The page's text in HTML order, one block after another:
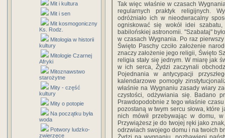
Mit i kultura
Mit i sen
Mit kosmogoniczny
Ks. Rodz.
Mitologia w historii
kultury
Mitologie Czarnej
Afryki
Mitoznawstwo
starożytne
Mity - część
kultury
Mity o potopie
Na początku była
woda
Potwory ludzko-
zwierzęce
Tak więc właśnie w czasach
regularnych praktyk religijnych.
odróżniało ich w nieodwracalny
ogniskować się wokół idei
babilońskiej astronomii. "Szabataj"
w czasach Wygnania. Po raz
Święto Paschy czciło założenie
znaczy założenie jego religii, Święto
religia stały się jednym. W miarę jak
w ich serca, Żydzi zaczynali
Pojednania w antycypacji
kalendarzowe pomogły
właśnie na Wygnaniu zasady wiary
czystości, odżywiania się. Badano
Prawdopodobnie z tego właśnie
pozostaną w twym sercu słowa,
nich mówił przebywając w domu,
Przywiążesz je do twojej ręki jako
odrzwiach swojego domu i na twoich